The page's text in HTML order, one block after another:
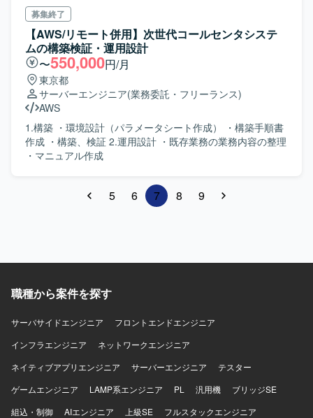
募集終了
【AWS/リモート併用】次世代コールセンタシステ
ムの構築検証・運用設計
〜550,000円/月
東京都
サーバーエンジニア(業務委託・フリーランス)
AWS
1.構築 ・環境設計（パラメータシート作成） ・構築手順書
作成 ・構築、検証 2.運用設計 ・既存業務の業務内容の整理
・マニュアル作成
5 6 7 8 9
職種から案件を探す
サーバサイドエンジニア
フロントエンドエンジニア
インフラエンジニア
ネットワークエンジニア
ネイティブアプリエンジニア
サーバーエンジニア
テスター
ゲームエンジニア
LAMP系エンジニア PL 汎用機
ブリッジSE
組込・制御
AIエンジニア 上級SE
フルスタックエンジニア